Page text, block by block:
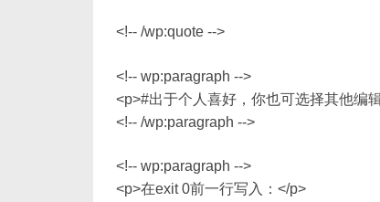
<!-- /wp:quote -->
<!-- wp:paragraph -->
<p>#出于个人喜好，你也可选择其他编
<!-- /wp:paragraph -->
<!-- wp:paragraph -->
<p>在exit 0前一行写入：</p>